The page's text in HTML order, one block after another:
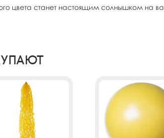
цвета станет настоящим солнышком на